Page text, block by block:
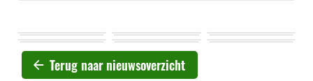
Terug naar nieuwsoverzicht